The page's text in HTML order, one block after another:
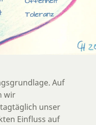
Auf
wir
unser
Einfluss auf